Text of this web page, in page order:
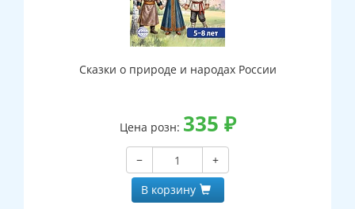
Сказки о природе и народах России
Цена розн: 335 ₽
−
+
В корзину